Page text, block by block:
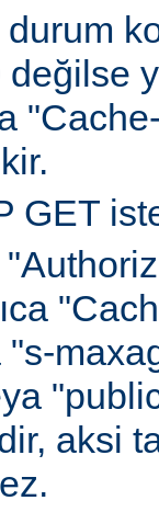
durum
GET
"s-
aksi